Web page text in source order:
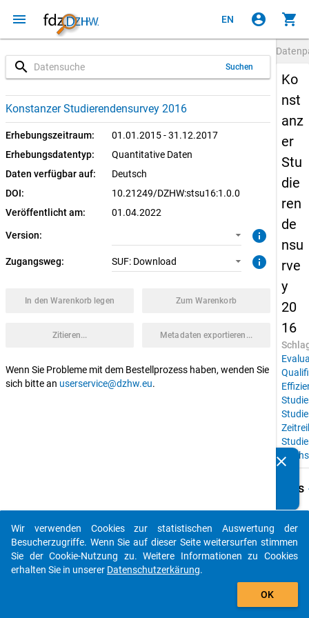
menu EN account_circle shopping_cart
search Suchen
Konstanzer Studierendensurvey 2016
Erhebungszeitraum:
01.01.2015 - 31.12.2017
Erhebungsdatentyp:
Quantitative Daten
Daten verfügbar auf:
Deutsch
DOI:
10.21249/DZHW:stsu16:1.0.0
Veröffentlicht am:
01.04.2022
Version:
1.0.0 (aktuell)
info
Zugangsweg: SUF: Download
SUF: Download
info
In den Warenkorb legen Zum Warenkorb
Zitieren... Metadaten exportieren...
Wenn Sie Probleme mit dem Bestellprozess haben, wenden Sie
sich bitte an userservice@dzhw.eu.
Ko
nst
anz
er
Stu
die
ren
de
nsu
rve
y
20
16
Details
clear
auto_stories
add_shopping_cart
Wir verwenden Cookies zur statistischen Auswertung der
Besucherzugriffe. Wenn Sie auf dieser Seite weitersurfen stimmen
Sie der Cookie-Nutzung zu. Weitere Informationen zu Cookies
erhalten Sie in unserer Datenschutzerkärung.
OK